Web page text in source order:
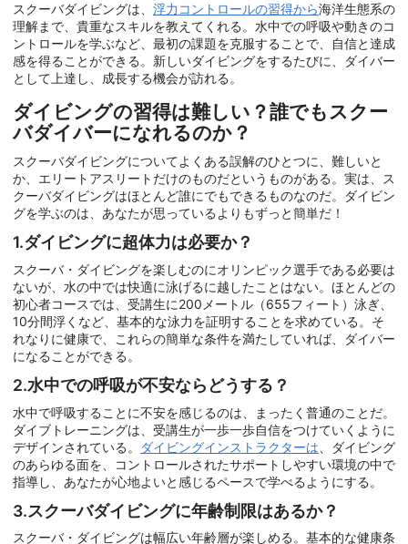
スクーバダイビングは、 浮力コントロールの習得から海洋生態系の
理解まで、貴重なスキルを教えてくれる。水中での呼吸や動きのコ
ントロールを学ぶなど、最初の課題を克服することで、自信と達成
感を得ることができる。新しいダイビングをするたびに、ダイバー
として上達し、成長する機会が訪れる。
ダイビングの習得は難しい？誰でもスクー
バダイバーになれるのか？
スクーバダイビングについてよくある誤解のひとつに、難しいと
か、エリートアスリートだけのものだというものがある。実は、ス
クーバダイビングはほとんど誰にでもできるものなのだ。ダイビン
グを学ぶのは、あなたが思っているよりもずっと簡単だ！
1.ダイビングに超体力は必要か？
スクーバ・ダイビングを楽しむのにオリンピック選手である必要は
ないが、水の中では快適に泳げるに越したことはない。ほとんどの
初心者コースでは、受講生に200メートル（655フィート）泳ぎ、
10分間浮くなど、基本的な泳力を証明することを求めている。そ
れなりに健康で、これらの簡単な条件を満たしていれば、ダイバー
になることができる。
2.水中での呼吸が不安ならどうする？
水中で呼吸することに不安を感じるのは、まったく普通のことだ。
ダイブトレーニングは、受講生が一歩一歩自信をつけていくように
デザインされている。
ダイビングインストラクターは 、ダイビング
のあらゆる面を、コントロールされたサポートしやすい環境の中で
指導し、あなたが心地よいと感じるペースで学べるようにする。
3.スクーバダイビングに年齢制限はあるか？
スクーバ・ダイビングは幅広い年齢層が楽しめる。基本的な健康条